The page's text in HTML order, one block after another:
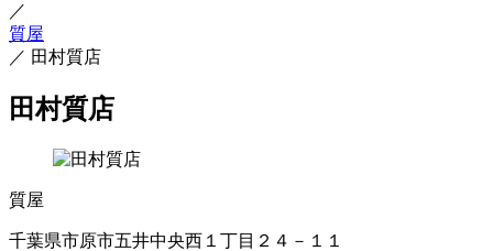
／
質屋
／ 田村質店
田村質店
質屋
千葉県市原市五井中央西１丁目２４－１１